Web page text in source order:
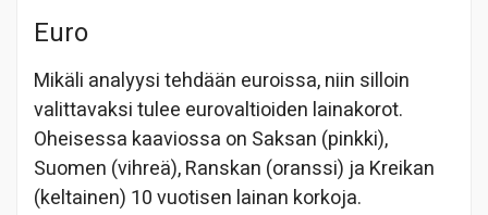
Euro
Mikäli analyysi tehdään euroissa, niin silloin
valittavaksi tulee eurovaltioiden lainakorot.
Oheisessa kaaviossa on Saksan (pinkki),
Suomen (vihreä), Ranskan (oranssi) ja Kreikan
(keltainen) 10 vuotisen lainan korkoja.